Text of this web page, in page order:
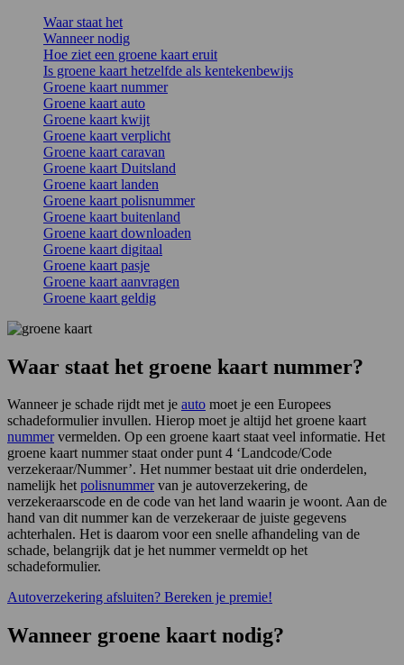
Waar staat het
Wanneer nodig
Hoe ziet een groene kaart eruit
Is groene kaart hetzelfde als kentekenbewijs
Groene kaart nummer
Groene kaart auto
Groene kaart kwijt
Groene kaart verplicht
Groene kaart caravan
Groene kaart Duitsland
Groene kaart landen
Groene kaart polisnummer
Groene kaart buitenland
Groene kaart downloaden
Groene kaart digitaal
Groene kaart pasje
Groene kaart aanvragen
Groene kaart geldig
Waar staat het groene kaart nummer?
Wanneer je schade rijdt met je auto moet je een Europees
schadeformulier invullen. Hierop moet je altijd het groene kaart
nummervermelden. Op een groene kaart staat veel informatie. Het
groene kaart nummer staat onder punt 4 ‘Landcode/Code
verzekeraar/Nummer’. Het nummer bestaat uit drie onderdelen,
namelijk hetpolisnummervan je autoverzekering, de
verzekeraarscode en de code van het land waarin je woont. Aan de
hand van dit nummer kan de verzekeraar de juiste gegevens
achterhalen. Het is daarom voor een snelle afhandeling van de
schade, belangrijk dat je het nummer vermeldt op het
schadeformulier.
Autoverzekering afsluiten? Bereken je premie!
Wanneer groene kaart nodig?